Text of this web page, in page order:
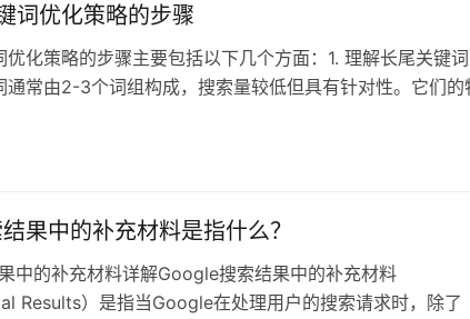
词优化策略的步骤
优化策略的步骤主要包括以下几个方面：1. 理解长尾关键
通常由2-3个词组构成，搜索量较低但具有针对性。它们的
果中的补充材料是指什么？
中的补充材料详解Google搜索结果中的补充材料
Results）是指当Google在处理用户的搜索请求时，除了